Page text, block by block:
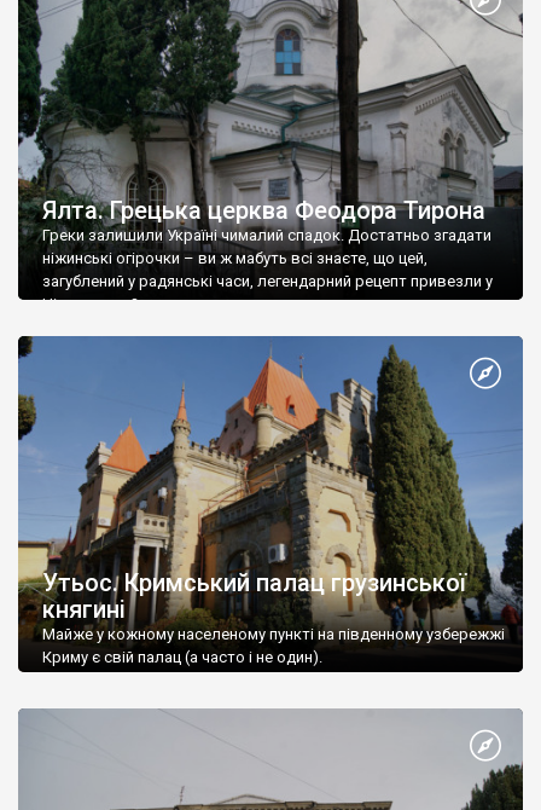
Ялта. Грецька церква Феодора Тирона
Греки залишили Україні чималий спадок. Достатньо згадати
ніжинські огірочки – ви ж мабуть всі знаєте, що цей,
загублений у радянські часи, легендарний рецепт привезли у
Ніжин греки?
Утьос. Кримський палац грузинської
княгині
Майже у кожному населеному пункті на південному узбережжі
Криму є свій палац (а часто і не один).